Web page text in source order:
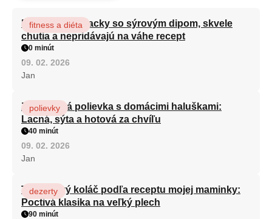
Brokolicové placky so sýrovým dipom, skvele
chutia a nepridávajú na váhe recept
fitness a diéta
0 minút
09. 02. 2026
Jan
Zeleninová polievka s domácimi haluškami:
Lacná, sýta a hotová za chvíľu
polievky
40 minút
09. 02. 2026
Jan
Tvarohový koláč podľa receptu mojej maminky:
Poctivá klasika na veľký plech
dezerty
90 minút